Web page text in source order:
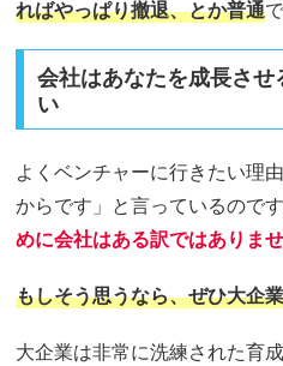
ればやっぱり撤退、とか普通
会社はあなたを成長さ
い
よくベンチャーに行きたい理
からです」と言っているのです
めに会社はある訳ではありませ
もしそう思うなら、ぜひ大企
大企業は非常に洗練された育